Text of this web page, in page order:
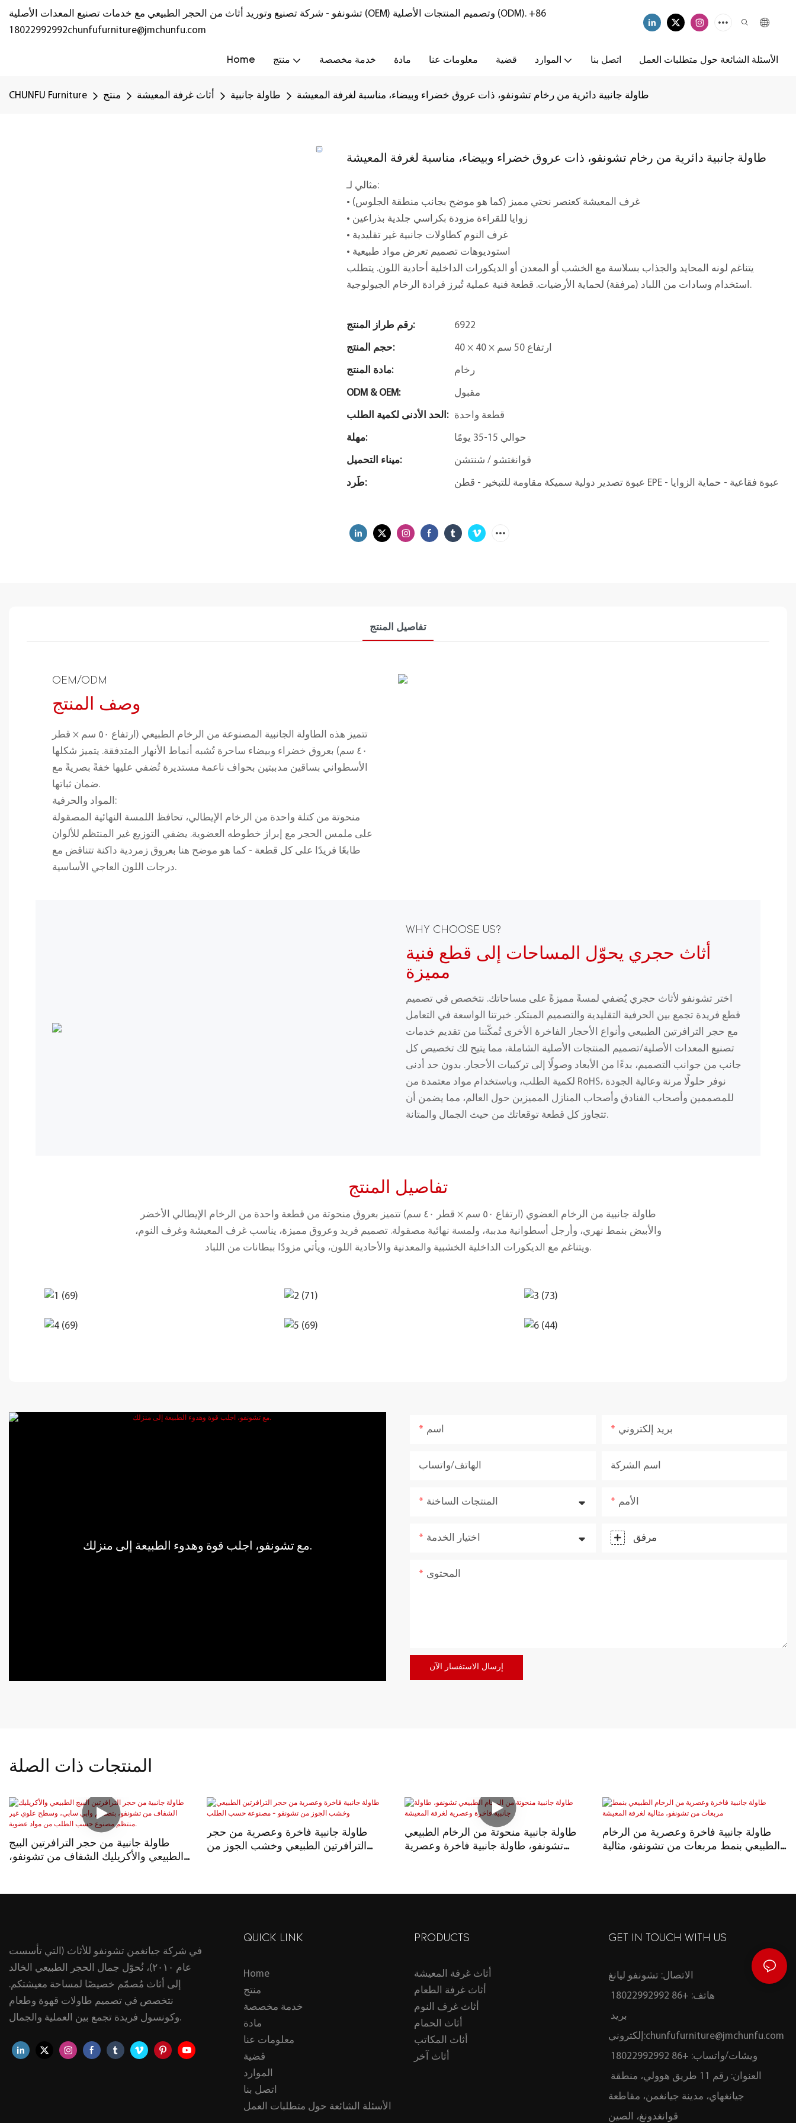
تشونفو - شركة تصنيع وتوريد أثاث من الحجر الطبيعي مع خدمات تصنيع المعدات الأصلية (OEM) وتصميم المنتجات الأصلية (ODM). +86
18022992992chunfufurniture@jmchunfu.com
Home منتج خدمة مخصصة مادة معلومات عنا قضية الموارد اتصل بنا الأسئلة الشائعة حول متطلبات العمل
CHUNFU Furniture منتج أثاث غرفة المعيشة طاولة جانبية طاولة جانبية دائرية من رخام تشونفو، ذات عروق خضراء وبيضاء، مناسبة لغرفة المعيشة
طاولة جانبية دائرية من رخام تشونفو، ذات عروق خضراء وبيضاء، مناسبة لغرفة المعيشة
مثالي لـ:
• غرف المعيشة كعنصر نحتي مميز (كما هو موضح بجانب منطقة الجلوس)
• زوايا للقراءة مزودة بكراسي جلدية بذراعين
• غرف النوم كطاولات جانبية غير تقليدية
• استوديوهات تصميم تعرض مواد طبيعية
يتناغم لونه المحايد والجذاب بسلاسة مع الخشب أو المعدن أو الديكورات الداخلية أحادية اللون. يتطلب
استخدام وسادات من اللباد (مرفقة) لحماية الأرضيات. قطعة فنية عملية تُبرز فرادة الرخام الجيولوجية.
رقم طراز المنتج: 6922
حجم المنتج: 40 × 40 × ارتفاع 50 سم
مادة المنتج: رخام
ODM & OEM: مقبول
الحد الأدنى لكمية الطلب: قطعة واحدة
مهلة: حوالي 15-35 يومًا
ميناء التحميل: قوانغتشو / شنتشن
طَرد: عبوة تصدير دولية سميكة مقاومة للتبخير - قطن EPE - عبوة فقاعية - حماية الزوايا
تفاصيل المنتج
OEM/ODM
وصف المنتج
تتميز هذه الطاولة الجانبية المصنوعة من الرخام الطبيعي (ارتفاع ٥٠ سم × قطر
٤٠ سم) بعروق خضراء وبيضاء ساحرة تُشبه أنماط الأنهار المتدفقة. يتميز شكلها
الأسطواني بساقين مدببتين بحواف ناعمة مستديرة تُضفي عليها خفةً بصريةً مع
ضمان ثباتها.
المواد والحرفية:
منحوتة من كتلة واحدة من الرخام الإيطالي، تحافظ اللمسة النهائية المصقولة
على ملمس الحجر مع إبراز خطوطه العضوية. يضفي التوزيع غير المنتظم للألوان
طابعًا فريدًا على كل قطعة - كما هو موضح هنا بعروق زمردية داكنة تتناقض مع
درجات اللون العاجي الأساسية.
WHY CHOOSE US?
أثاث حجري يحوّل المساحات إلى قطع فنية
مميزة
اختر تشونفو لأثاث حجري يُضفي لمسةً مميزةً على مساحاتك. نتخصص في تصميم
قطع فريدة تجمع بين الحرفية التقليدية والتصميم المبتكر. خبرتنا الواسعة في التعامل
مع حجر الترافرتين الطبيعي وأنواع الأحجار الفاخرة الأخرى تُمكّننا من تقديم خدمات
تصنيع المعدات الأصلية/تصميم المنتجات الأصلية الشاملة، مما يتيح لك تخصيص كل
جانب من جوانب التصميم، بدءًا من الأبعاد وصولًا إلى تركيبات الأحجار. بدون حد أدنى
لكمية الطلب، وباستخدام مواد معتمدة من RoHS، نوفر حلولًا مرنة وعالية الجودة
للمصممين وأصحاب الفنادق وأصحاب المنازل المميزين حول العالم، مما يضمن أن
تتجاوز كل قطعة توقعاتك من حيث الجمال والمتانة.
تفاصيل المنتج
طاولة جانبية من الرخام العضوي (ارتفاع ٥٠ سم × قطر ٤٠ سم) تتميز بعروق منحوتة من قطعة واحدة من الرخام الإيطالي الأخضر
والأبيض بنمط نهري، وأرجل أسطوانية مدببة، ولمسة نهائية مصقولة. تصميم فريد وعروق مميزة، يناسب غرف المعيشة وغرف النوم،
ويتناغم مع الديكورات الداخلية الخشبية والمعدنية والأحادية اللون، ويأتي مزودًا ببطانات من اللباد.
مع تشونفو، اجلب قوة وهدوء الطبيعة إلى منزلك.
اسم بريد إلكتروني
الهاتف/واتساب اسم الشركة
المنتجات الساخنة الأمم
اختيار الخدمة مرفق
المحتوى
إرسال الاستفسار الآن
المنتجات ذات الصلة
طاولة جانبية من حجر الترافرتين البيج
الطبيعي والأكريليك الشفاف من تشونفو،
طاولة جانبية فاخرة وعصرية من حجر
الترافرتين الطبيعي وخشب الجوز من
طاولة جانبية منحوتة من الرخام الطبيعي
تشونفو، طاولة جانبية فاخرة وعصرية
طاولة جانبية فاخرة وعصرية من الرخام
الطبيعي بنمط مربعات من تشونفو، مثالية
في شركة جيانغمن تشونفو للأثاث (التي تأسست
عام ٢٠١٠)، نُحوّل جمال الحجر الطبيعي الخالد
إلى أثاث مُصمّم خصيصًا لمساحة معيشتكم.
نتخصص في تصميم طاولات قهوة وطعام
وكونسول فريدة تجمع بين العملية والجمال.
QUICK LINK
Home
منتج
خدمة مخصصة
مادة
معلومات عنا
قضية
الموارد
اتصل بنا
الأسئلة الشائعة حول متطلبات العمل
PRODUCTS
أثاث غرفة المعيشة
أثاث غرفة الطعام
أثاث غرف النوم
أثاث الحمام
أثاث المكاتب
أثاث آخر
GET IN TOUCH WITH US
الاتصال: تشونفو ليانغ
هاتف: +86 18022992992
إلكتروني:chunfufurniture@jmchunfu.com
ويشات/واتساب: +86 18022992992
جيانغهاي، مدينة جيانغمن، مقاطعة
قوانغدونغ، الصين